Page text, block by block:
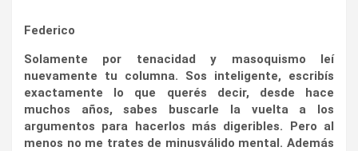
Federico
Solamente por tenacidad y masoquismo leí
nuevamente tu columna. Sos inteligente, escribís
exactamente lo que querés decir, desde hace
muchos años, sabes buscarle la vuelta a los
argumentos para hacerlos más digeribles. Pero al
menos no me trates de minusválido mental. Además